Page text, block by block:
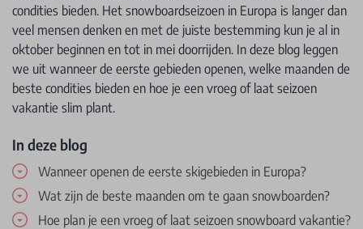
condities bieden. Het snowboardseizoen in Europa is langer dan
veel mensen denken en met de juiste bestemming kun je al in
oktober beginnen en tot in mei doorrijden. In deze blog leggen
we uit wanneer de eerste gebieden openen, welke maanden de
beste condities bieden en hoe je een vroeg of laat seizoen
vakantie slim plant.
In deze blog
Wanneer openen de eerste skigebieden in Europa?
Wat zijn de beste maanden om te gaan snowboarden?
Hoe plan je een vroeg of laat seizoen snowboard vakantie?